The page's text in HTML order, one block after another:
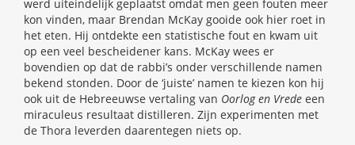
werd uiteindelijk geplaatst omdat men geen fouten meer
kon vinden, maar Brendan McKay gooide ook hier roet in
het eten. Hij ontdekte een statistische fout en kwam uit
op een veel bescheidener kans. McKay wees er
bovendien op dat de rabbi’s onder verschillende namen
bekend stonden. Door de ‘juiste’ namen te kiezen kon hij
ook uit de Hebreeuwse vertaling van Oorlog en Vrede een
miraculeus resultaat distilleren. Zijn experimenten met
de Thora leverden daarentegen niets op.